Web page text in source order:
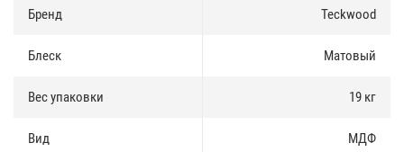
Монтаж:
Несколько вариантов монтажа (на клей и жидкие гвозди либо
Бренд Teckwood
Блеск Матовый
Вес упаковки 19 кг
Вид МДФ